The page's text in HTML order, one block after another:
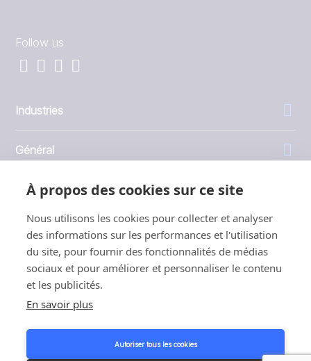
À propos des cookies sur ce site
Nous utilisons les cookies pour collecter et analyser
des informations sur les performances et l'utilisation
du site, pour fournir des fonctionnalités de médias
sociaux et pour améliorer et personnaliser le contenu
et les publicités.
En savoir plus
Autoriser tous les cookies
Follow us
Industries
Général
Entreprise
Investisseurs
1999 - 2026 © JBT Marel
Politique de confidentialité et de cookies